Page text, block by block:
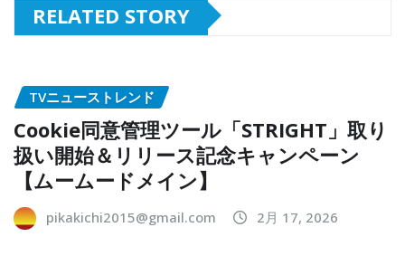
RELATED STORY
TVニューストレンド
Cookie同意管理ツール「STRIGHT」取り
扱い開始＆リリース記念キャンペーン
【ムームードメイン】
pikakichi2015@gmail.com 2月 17, 2026